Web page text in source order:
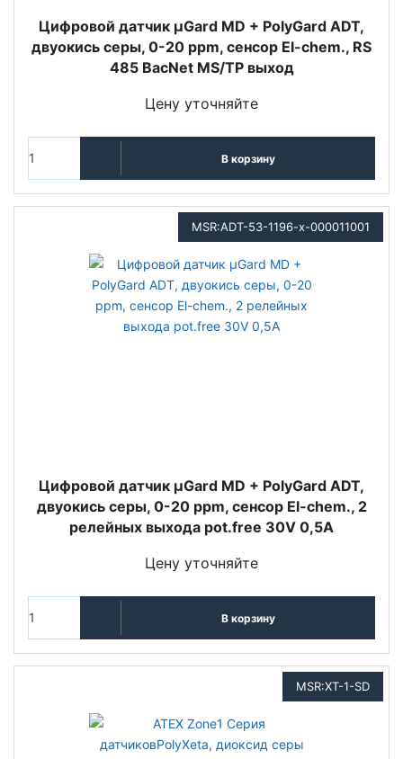
Цифровой датчик µGard MD + PolyGard ADT,
двуокись серы, 0-20 ppm, сенсор El-chem., RS
485 BacNet MS/TP выход
Цену уточняйте
В корзину
MSR:ADT-53-1196-x-000011001
Цифровой датчик µGard MD + PolyGard ADT,
двуокись серы, 0-20 ppm, сенсор El-chem., 2
релейных выхода pot.free 30V 0,5A
Цену уточняйте
В корзину
MSR:XT-1-SD